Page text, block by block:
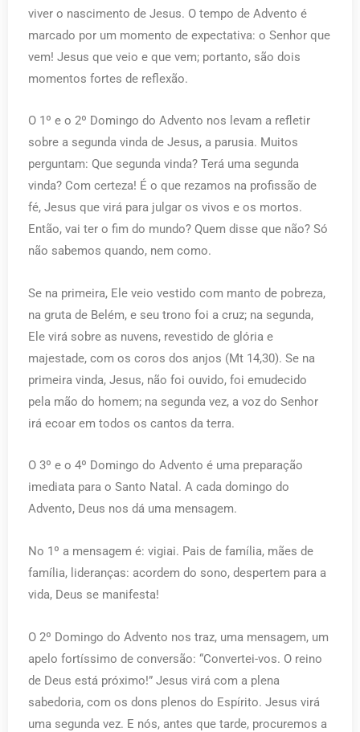
viver o nascimento de Jesus. O tempo de Advento é
marcado por um momento de expectativa: o Senhor que
vem! Jesus que veio e que vem; portanto, são dois
momentos fortes de reflexão.
O 1º e o 2º Domingo do Advento nos levam a refletir
sobre a segunda vinda de Jesus, a parusia. Muitos
perguntam: Que segunda vinda? Terá uma segunda
vinda? Com certeza! É o que rezamos na profissão de
fé, Jesus que virá para julgar os vivos e os mortos.
Então, vai ter o fim do mundo? Quem disse que não? Só
não sabemos quando, nem como.
Se na primeira, Ele veio vestido com manto de pobreza,
na gruta de Belém, e seu trono foi a cruz; na segunda,
Ele virá sobre as nuvens, revestido de glória e
majestade, com os coros dos anjos (Mt 14,30). Se na
primeira vinda, Jesus, não foi ouvido, foi emudecido
pela mão do homem; na segunda vez, a voz do Senhor
irá ecoar em todos os cantos da terra.
O 3º e o 4º Domingo do Advento é uma preparação
imediata para o Santo Natal. A cada domingo do
Advento, Deus nos dá uma mensagem.
No 1º a mensagem é: vigiai. Pais de família, mães de
família, lideranças: acordem do sono, despertem para a
vida, Deus se manifesta!
O 2º Domingo do Advento nos traz, uma mensagem, um
apelo fortíssimo de conversão: “Convertei-vos. O reino
de Deus está próximo!” Jesus virá com a plena
sabedoria, com os dons plenos do Espírito. Jesus virá
uma segunda vez. E nós, antes que tarde, procuremos a